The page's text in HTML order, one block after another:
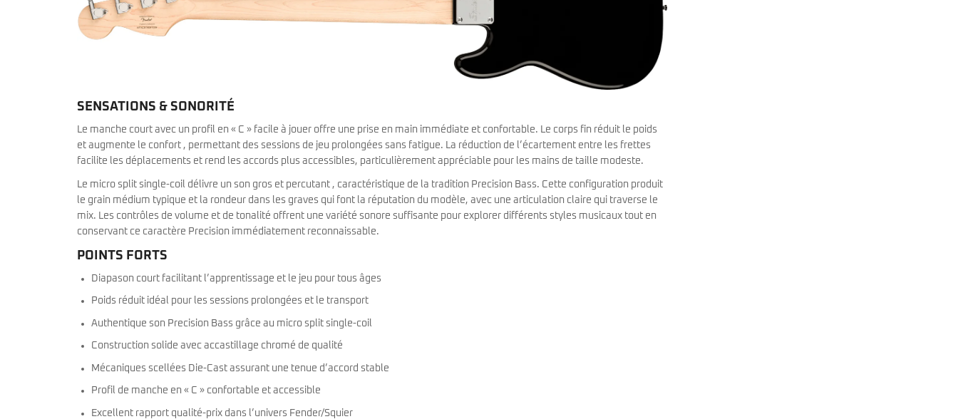
SENSATIONS & SONORITÉ
Le manche court avec un profil en « C » facile à jouer offre une prise en main immédiate et confortable. Le corps fin réduit le poids
et augmente le confort , permettant des sessions de jeu prolongées sans fatigue. La réduction de l’écartement entre les frettes
facilite les déplacements et rend les accords plus accessibles, particulièrement appréciable pour les mains de taille modeste.
Le micro split single-coil délivre un son gros et percutant , caractéristique de la tradition Precision Bass. Cette configuration produit
le grain médium typique et la rondeur dans les graves qui font la réputation du modèle, avec une articulation claire qui traverse le
mix. Les contrôles de volume et de tonalité offrent une variété sonore suffisante pour explorer différents styles musicaux tout en
conservant ce caractère Precision immédiatement reconnaissable.
POINTS FORTS
Diapason court facilitant l’apprentissage et le jeu pour tous âges
Poids réduit idéal pour les sessions prolongées et le transport
Authentique son Precision Bass grâce au micro split single-coil
Construction solide avec accastillage chromé de qualité
Mécaniques scellées Die-Cast assurant une tenue d’accord stable
Profil de manche en « C » confortable et accessible
Excellent rapport qualité-prix dans l’univers Fender/Squier